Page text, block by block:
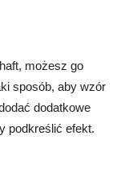
możesz go
sposób, aby wzór
dodatkowe
podkreślić efekt.